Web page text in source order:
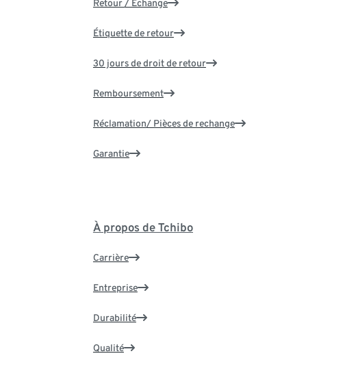
Retour / Échange
Étiquette de retour
30 jours de droit de retour
Remboursement
Réclamation/ Pièces de rechange
Garantie
À propos de Tchibo
Carrière
Entreprise
Durabilité
Qualité